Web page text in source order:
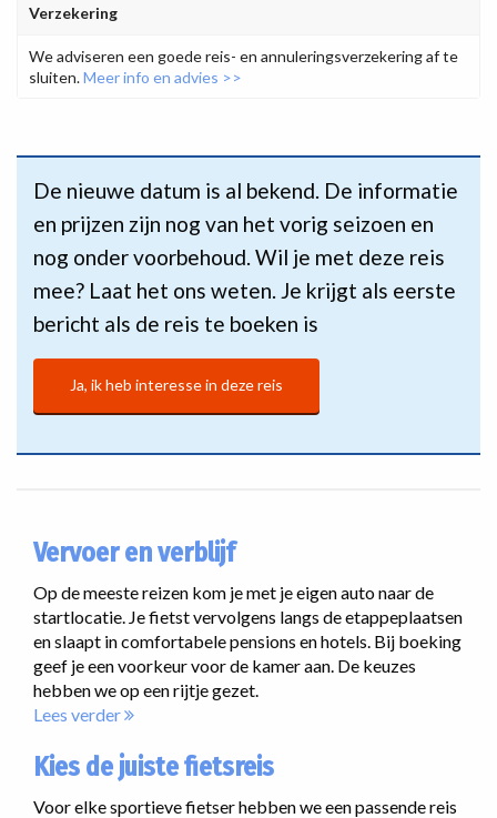
Verzekering
We adviseren een goede reis- en annuleringsverzekering af te
sluiten.Meer info en advies >>
De nieuwe datum is al bekend. De informatie
en prijzen zijn nog van het vorig seizoen en
nog onder voorbehoud. Wil je met deze reis
mee? Laat het ons weten. Je krijgt als eerste
bericht als de reis te boeken is
Ja, ik heb interesse in deze reis
Vervoer en verblijf
Op de meeste reizen kom je met je eigen auto naar de
startlocatie. Je fietst vervolgens langs de etappeplaatsen
en slaapt in comfortabele pensions en hotels. Bij boeking
geef je een voorkeur voor de kamer aan. De keuzes
hebben we op een rijtje gezet.
Lees verder
Kies de juiste fietsreis
Voor elke sportieve fietser hebben we een passende reis